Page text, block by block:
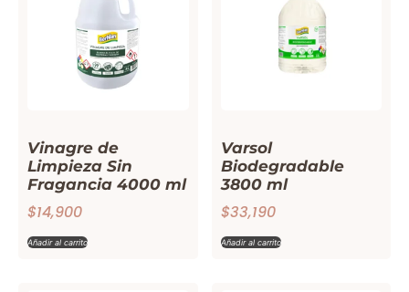
Vinagre de
Limpieza Sin
Fragancia 4000 ml
$14,900
Añadir al carrito
Varsol
Biodegradable
3800 ml
$33,190
Añadir al carrito